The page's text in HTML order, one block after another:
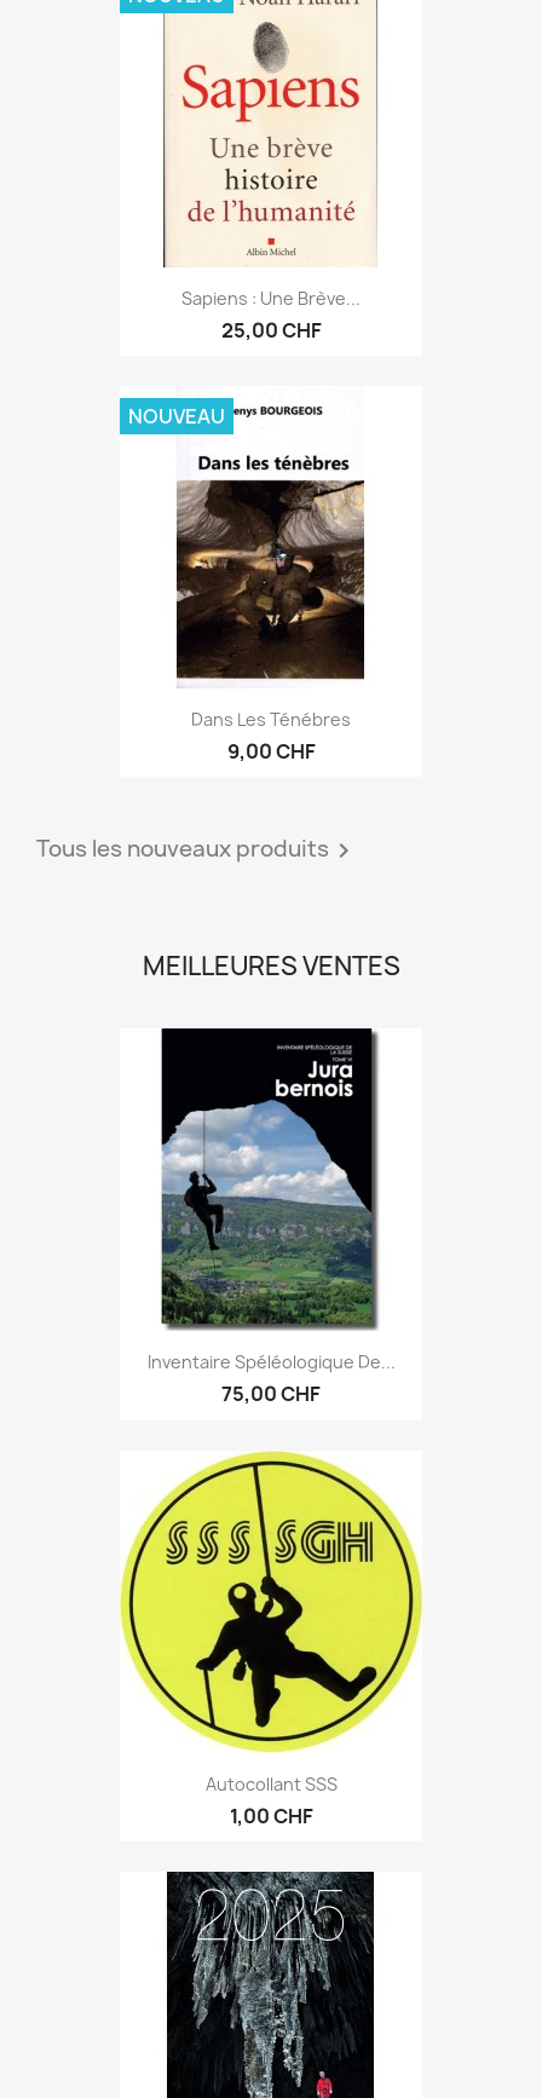
Sapiens : Une Brève...
25,00 CHF
Dans Les Ténébres
9,00 CHF
NOUVEAU
Tous les nouveaux produits 
MEILLEURES VENTES
Inventaire Spéléologique De...
75,00 CHF
Autocollant SSS
1,00 CHF